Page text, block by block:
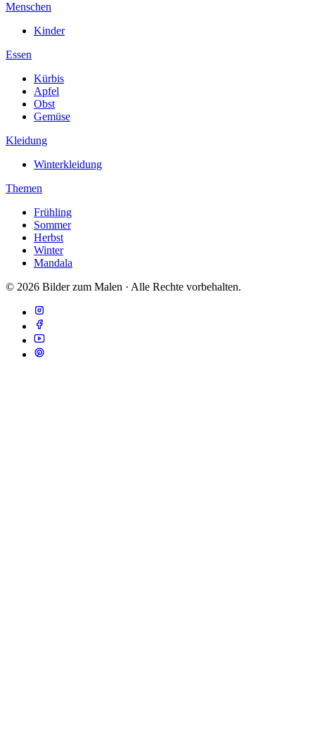
Menschen
Kinder
Essen
Kürbis
Apfel
Obst
Gemüse
Kleidung
Winterkleidung
Themen
Frühling
Sommer
Herbst
Winter
Mandala
© 2026 Bilder zum Malen · Alle Rechte vorbehalten.